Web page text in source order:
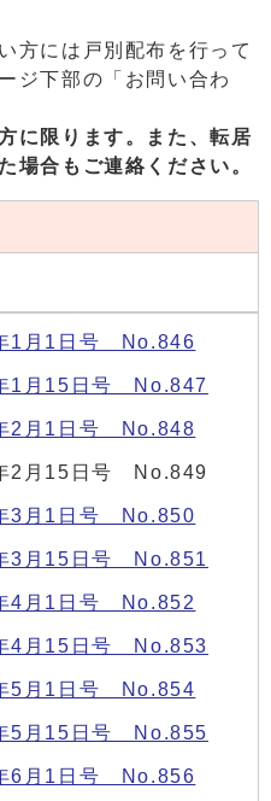
方には戸別配布を行って
ジ下部の「お問い合わ
に限ります。また、転居
場合もご連絡ください。
1月1日号 No.846
1月15日号 No.847
2月1日号 No.848
2月15日号 No.849
3月1日号 No.850
3月15日号 No.851
4月1日号 No.852
4月15日号 No.853
5月1日号 No.854
5月15日号 No.855
6月1日号 No.856